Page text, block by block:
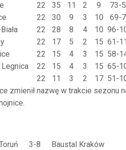
22 35 11 2 9
73-
22 30 9 3 10
69-
22 28 8 4 10 96-
22 17 5 2 15 61-
22 15 4 3 15 58-
22 15 4 3 15 65-
22 11 3 2 17 51-
zmienił nazwę w trakcie sezonu
3-8
Baustal Kraków